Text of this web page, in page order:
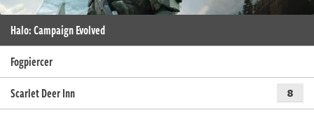
Halo: Campaign Evolved
Fogpiercer
Scarlet Deer Inn
8